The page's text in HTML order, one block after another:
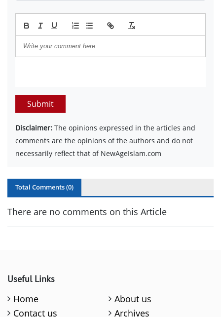
Submit
Disclaimer: The opinions expressed in the articles and
comments are the opinions of the authors and do not
necessarily reflect that of NewAgeIslam.com
Total Comments (0)
There are no comments on this Article
Useful Links
Home
About us
Contact us
Archives